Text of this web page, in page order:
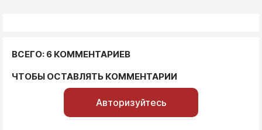
ВСЕГО: 6 КОММЕНТАРИЕВ
ЧТОБЫ ОСТАВЛЯТЬ КОММЕНТАРИИ
Авторизуйтесь